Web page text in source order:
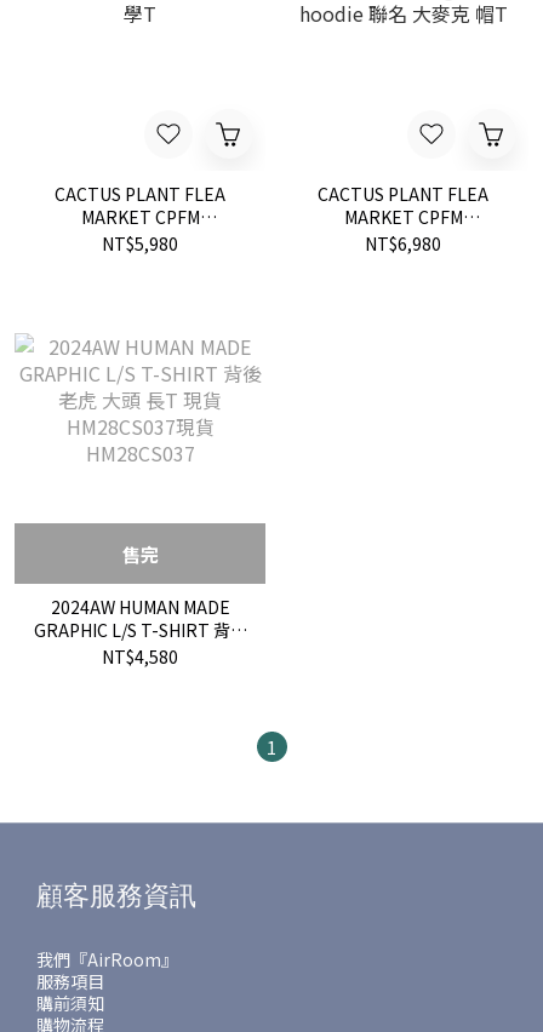
CACTUS PLANT FLEA
MARKET CPFM
McDonald's 麥當勞 icons!
NT$5,980
CACTUS PLANT FLEA
MARKET CPFM
McDonald's 麥當勞 team
NT$6,980
售完
2024AW HUMAN MADE
GRAPHIC L/S T-SHIRT 背後
老虎 大頭 長T 現貨
NT$4,580
1
顧客服務資訊
我們『AirRoom』
服務項目
購前須知
購物流程